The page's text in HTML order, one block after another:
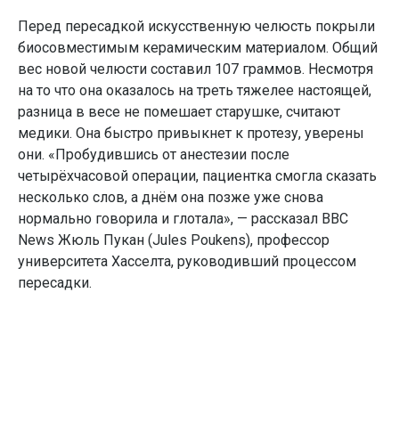
Перед пересадкой искусственную челюсть покрыли
биосовместимым керамическим материалом. Общий
вес новой челюсти составил 107 граммов. Несмотря
на то что она оказалось на треть тяжелее настоящей,
разница в весе не помешает старушке, считают
медики. Она быстро привыкнет к протезу, уверены
они. «Пробудившись от анестезии после
четырёхчасовой операции, пациентка смогла сказать
несколько слов, а днём она позже уже снова
нормально говорила и глотала», — рассказал BBC
News Жюль Пукан (Jules Poukens), профессор
университета Хасселта, руководивший процессом
пересадки.